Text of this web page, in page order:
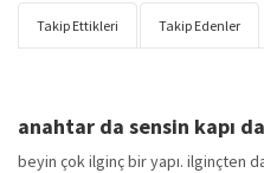
Takip Ettikleri Takip Edenler
anahtar da sensin kapı da
beyin çok ilginç bir yapı. ilginçten